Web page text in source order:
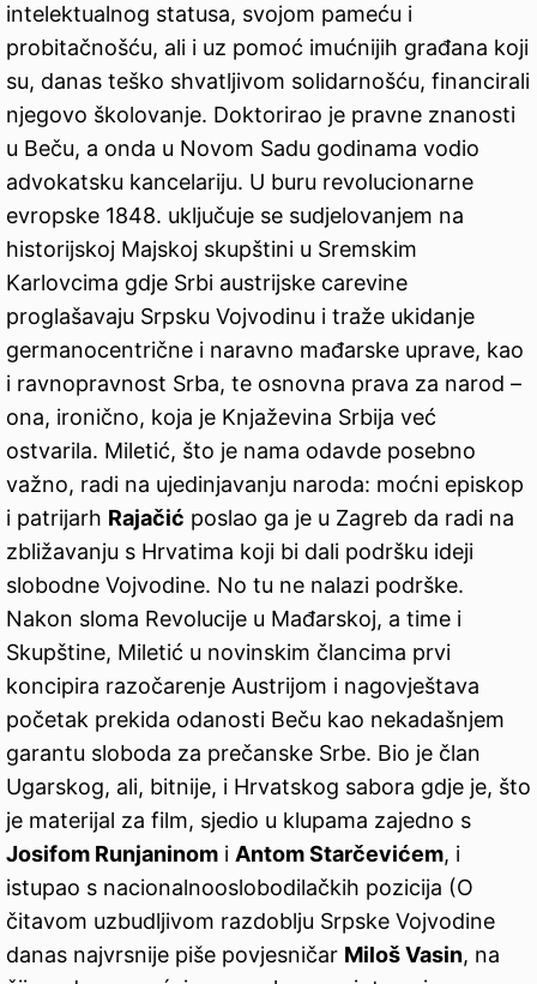
intelektualnog statusa, svojom pameću i
probitačnošću, ali i uz pomoć imućnijih građana koji
su, danas teško shvatljivom solidarnošću, financirali
njegovo školovanje. Doktorirao je pravne znanosti
u Beču, a onda u Novom Sadu godinama vodio
advokatsku kancelariju. U buru revolucionarne
evropske 1848. uključuje se sudjelovanjem na
historijskoj Majskoj skupštini u Sremskim
Karlovcima gdje Srbi austrijske carevine
proglašavaju Srpsku Vojvodinu i traže ukidanje
germanocentrične i naravno mađarske uprave, kao
i ravnopravnost Srba, te osnovna prava za narod –
ona, ironično, koja je Knjaževina Srbija već
ostvarila. Miletić, što je nama odavde posebno
važno, radi na ujedinjavanju naroda: moćni episkop
i patrijarh Rajačić poslao ga je u Zagreb da radi na
zbližavanju s Hrvatima koji bi dali podršku ideji
slobodne Vojvodine. No tu ne nalazi podrške.
Nakon sloma Revolucije u Mađarskoj, a time i
Skupštine, Miletić u novinskim člancima prvi
koncipira razočarenje Austrijom i nagovještava
početak prekida odanosti Beču kao nekadašnjem
garantu sloboda za prečanske Srbe. Bio je član
Ugarskog, ali, bitnije, i Hrvatskog sabora gdje je, što
je materijal za film, sjedio u klupama zajedno s
Josifom Runjaninom i Antom Starčevićem, i
istupao s nacionalnooslobodilačkih pozicija (O
čitavom uzbudljivom razdoblju Srpske Vojvodine
danas najvrsnije piše povjesničar Miloš Vasin, na